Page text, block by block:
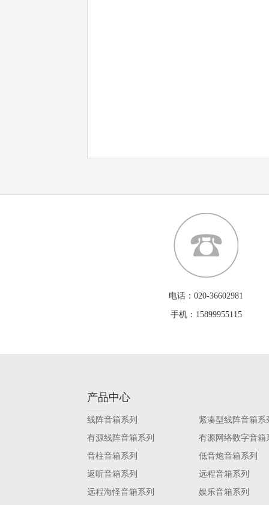
电话：020-36602981
手机：15899955115
产品中心
线阵音箱系列
紧凑型线阵音箱系
有源线阵音箱系列
有源网络数字音箱
音柱音箱系列
低音炮音箱系列
返听音箱系列
远程音箱系列
远程海怪音箱系列
娱乐音箱系列